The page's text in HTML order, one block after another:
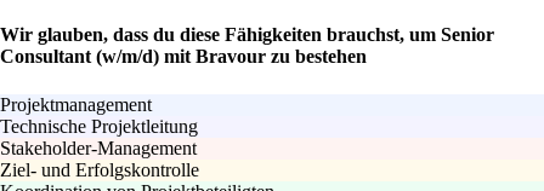
Wir glauben, dass du diese Fähigkeiten brauchst, um Senior
Consultant (w/m/d) mit Bravour zu bestehen
Projektmanagement
Technische Projektleitung
Stakeholder-Management
Ziel- und Erfolgskontrolle